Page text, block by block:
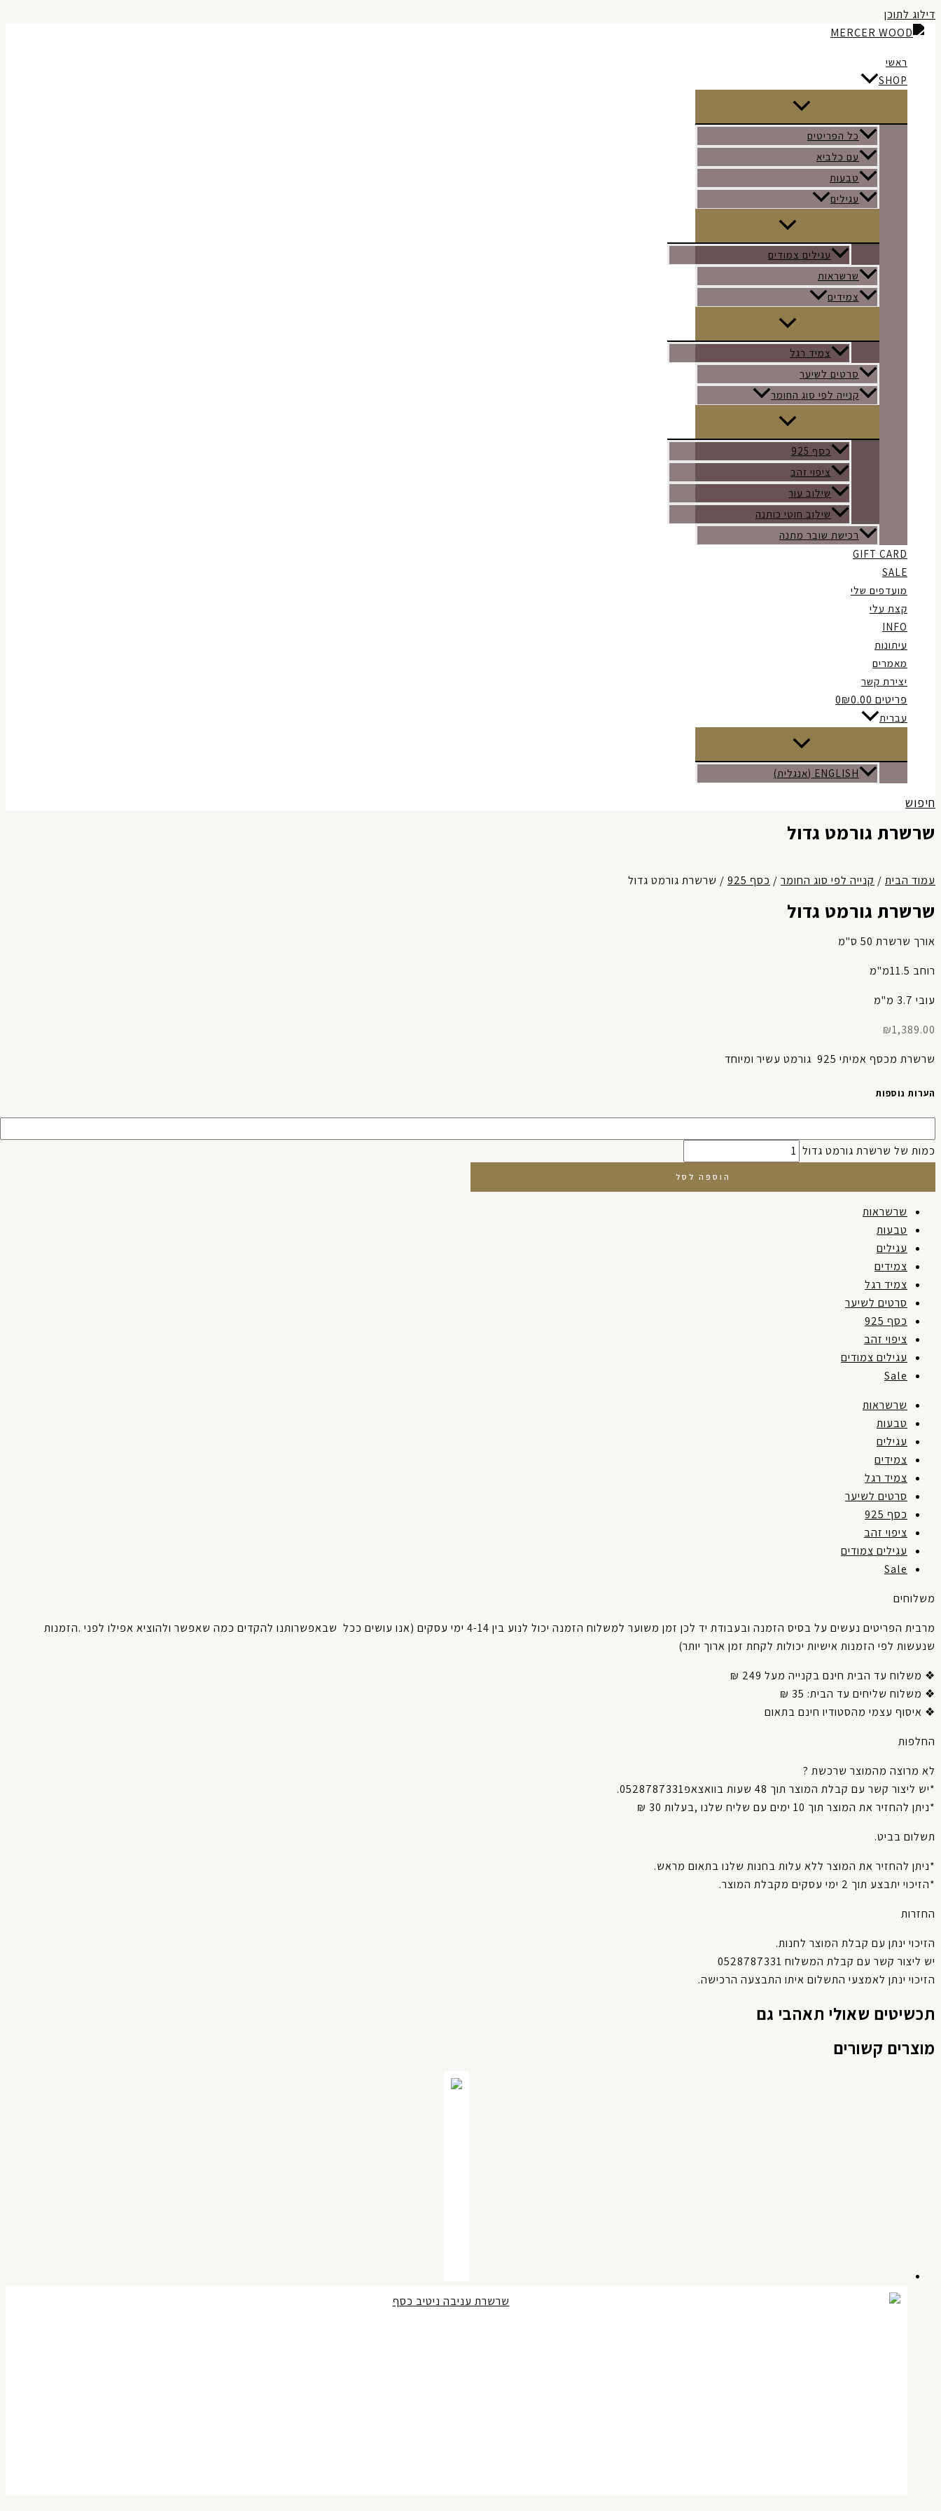
דילוג לתוכן
ראשי
SHOP
כל הפריטים
עם כלביא
טבעות
עגילים
עגילים צמודים
שרשראות
צמידים
צמיד רגל
סרטים לשיער
קנייה לפי סוג החומר
כסף 925
ציפוי זהב
שילוב עור
שילוב חוטי כותנה
רכישת שובר מתנה
GIFT CARD
SALE
מועדפים שלי
קצת עלי
INFO
עיתונות
מאמרים
יצירת קשר
פריטים 0 ₪0.00
עברית
ENGLISH
(אנגלית)
חיפוש
שרשרת גורמט גדול
עמוד הבית / קנייה לפי סוג החומר / כסף 925 / שרשרת גורמט גדול
שרשרת גורמט גדול
אורך שרשרת 50 ס"מ
רוחב 11.5מ"מ
עובי 3.7 מ"מ
₪1,389.00
שרשרת מכסף אמיתי 925 גורמט עשיר ומיוחד
הערות נוספות
כמות של שרשרת גורמט גדול
הוספה לסל
שרשראות
טבעות
עגילים
צמידים
צמיד רגל
סרטים לשיער
כסף 925
ציפוי זהב
עגילים צמודים
Sale
שרשראות
טבעות
עגילים
צמידים
צמיד רגל
סרטים לשיער
כסף 925
ציפוי זהב
עגילים צמודים
Sale
משלוחים
מרבית הפריטים נעשים על בסיס הזמנה ובעבודת יד לכן זמן משוער למשלוח הזמנה יכול לנוע בין ימי עסקים (אנו עושים ככל שבאפשרותנו להקדים כמה שאפשר ולהוציא אפילו לפני .הזמנות
שנעשות לפי הזמנות אישיות יכולות לקחת זמן ארוך יותר)
❖ משלוח עד הבית חינם בקנייה מעל 249 ₪
❖ משלוח שליחים עד הבית: 35 ₪
❖ איסוף עצמי מהסטודיו חינם בתאום
החלפות
לא מרוצה מהמוצר שרכשת ?
*יש ליצור קשר עם קבלת המוצר תוך 48 שעות בוואצאפ0528787331.
*ניתן להחזיר את המוצר תוך 10 ימים עם שליח שלנו ,בעלות 30 ₪
תשלום בביט.
*ניתן להחזיר את המוצר ללא עלות בחנות שלנו בתאום מראש.
*הזיכוי יתבצע תוך 2 ימי עסקים מקבלת המוצר.
החזרות
הזיכוי ינתן עם קבלת המוצר לחנות.
יש ליצור קשר עם קבלת המשלוח 0528787331
הזיכוי ינתן לאמצעי התשלום איתו התבצעה הרכישה.
תכשיטים שאולי תאהבי גם
מוצרים קשורים